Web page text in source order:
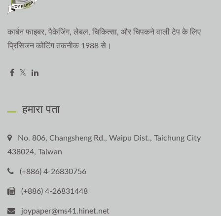
कार्बन फाइबर, पैकेजिंग, लेबल, चिकित्सा, और चिपकने वाली टेप के लिए
प्रिसिजन कोटिंग तकनीक 1988 से।
हमारा पता
No. 806, Changsheng Rd., Waipu Dist., Taichung City
438024, Taiwan
(+886) 4-26830756
(+886) 4-26831448
joypaper@ms41.hinet.net